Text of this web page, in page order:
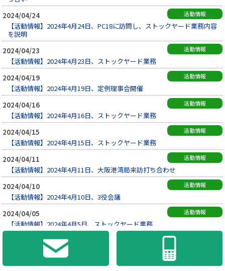
2024/04/24
活動情報
【活動情報】2024年4月24日、PC18に訪問し、ストックヤード業務内容
を説明
2024/04/23
活動情報
【活動情報】2024年4月23日、ストックヤード業務
2024/04/19
活動情報
【活動情報】2024年4月19日、定例理事会開催
2024/04/16
活動情報
【活動情報】2024年4月16日、ストックヤード業務
2024/04/15
活動情報
【活動情報】2024年4月15日、ストックヤード業務
2024/04/11
活動情報
【活動情報】2024年4月11日、大阪港湾局来訪打ち合わせ
2024/04/10
活動情報
【活動情報】2024年4月10日、3役会議
2024/04/05
活動情報
【活動情報】2024年4月5日、ストックヤード業務
【活動情報】2024年4月3日、ストックヤード業務
2024/04/02
活動情報